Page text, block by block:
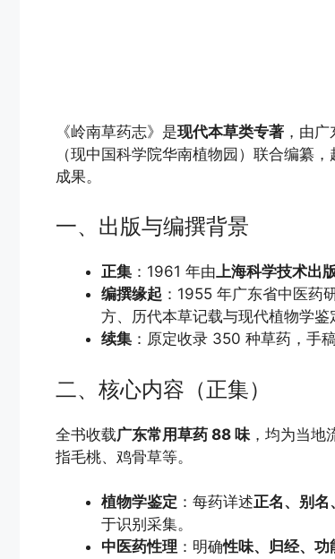
《岭南草药志》是现代本草类专著 ，由
（现中国科学院华南植物园）联合编纂
成果。
一、出版与编撰背景
正集 ：1961 年由上海科学技术出
编撰缘起 ：1955 年广东省中医药
方、历代本草记载与现代植物学鉴
续集 ：原定收录 350 种草药，手
二、核心内容（正集）
全书收载广东常用草药 88 味 ，均为当
指毛桃、鸡骨草等。
植物学鉴定 ：每药详述正名、别名
于识别采集。
中医药性理 ：明确性味、归经、功